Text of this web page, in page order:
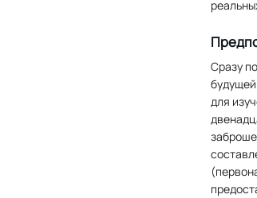
Сразу
будущей
для